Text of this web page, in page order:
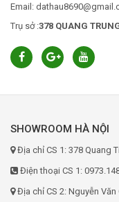
Email:
Trụ sở :378 QUANG
SHOWROOM HÀ NỘI
Địa chỉ CS 1: 378 Quang
Điện thoại CS 1:
Địa chỉ CS 2: Nguyễn Văn